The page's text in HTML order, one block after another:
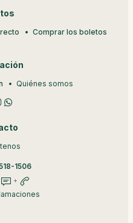
Comprar los boletos
Quiénes somos
1506
+